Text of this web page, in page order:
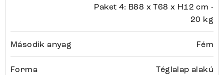
Paket 4: B88 x T68 x H12 cm -
20 kg
Második anyag Fém
Forma Téglalap alakú